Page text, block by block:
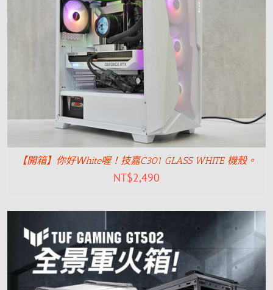
【開箱】你好Ｗhite喔！技嘉C301 GLASS WHITE 機殼。
NT$2,490